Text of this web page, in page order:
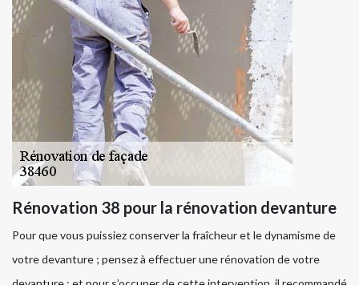
Rénovation 38 pour la rénovation devanture
Pour que vous puissiez conserver la fraîcheur et le dynamisme de
votre devanture ; pensez à effectuer une rénovation de votre